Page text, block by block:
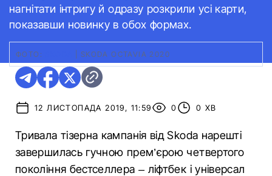
нагнітати інтригу й одразу розкрили усі карти,
показавши новинку в обох формах.
ФОТО: SKODA OCTAVIA 2020
12 ЛИСТОПАДА 2019, 11:59 0 0 ХВ
Тривала тізерна кампанія від Skoda нарешті
завершилась гучною прем’єрою четвертого
покоління бестселлера – ліфтбек і універсал